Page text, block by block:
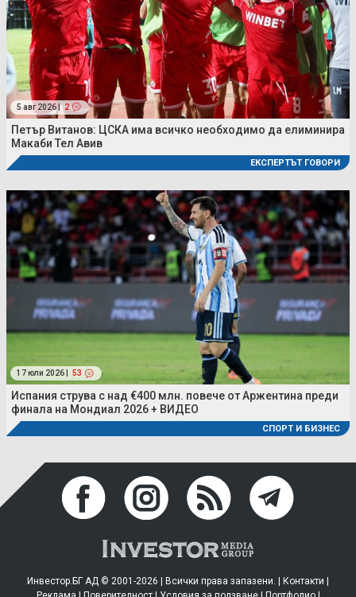
5 авг 2026 | 2
Петър Витанов: ЦСКА има всичко необходимо да елиминира
Макаби Тел Авив
ЕКСПЕРТЪТ ГОВОРИ
17 юли 2026 | 53
Испания струва с над €400 млн. повече от Аржентина преди
финала на Мондиал 2026 + ВИДЕО
СПОРТ И БИЗНЕС
Инвестор.БГ АД © 2001-2026 | Всички права запазени. | Контакти